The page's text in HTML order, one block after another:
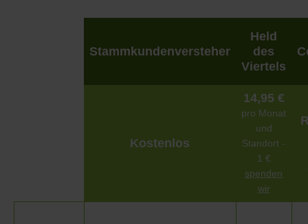
Stammkundenversteher
Held
des
Viertels
Kostenlos
14,95 €
pro Monat
und
Standort -
1 €
spenden
wir